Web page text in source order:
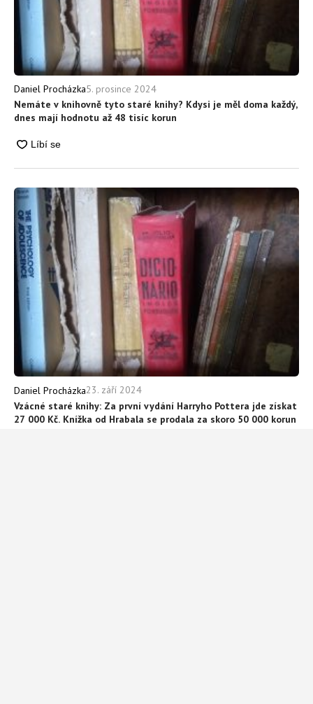
Daniel Procházka5. prosince 2024
Nemáte v knihovně tyto staré knihy? Kdysi je měl doma každý,
dnes mají hodnotu až 48 tisíc korun
Daniel Procházka23. září 2024
Vzácné staré knihy: Za první vydání Harryho Pottera jde získat
27 000 Kč. Knížka od Hrabala se prodala za skoro 50 000 korun